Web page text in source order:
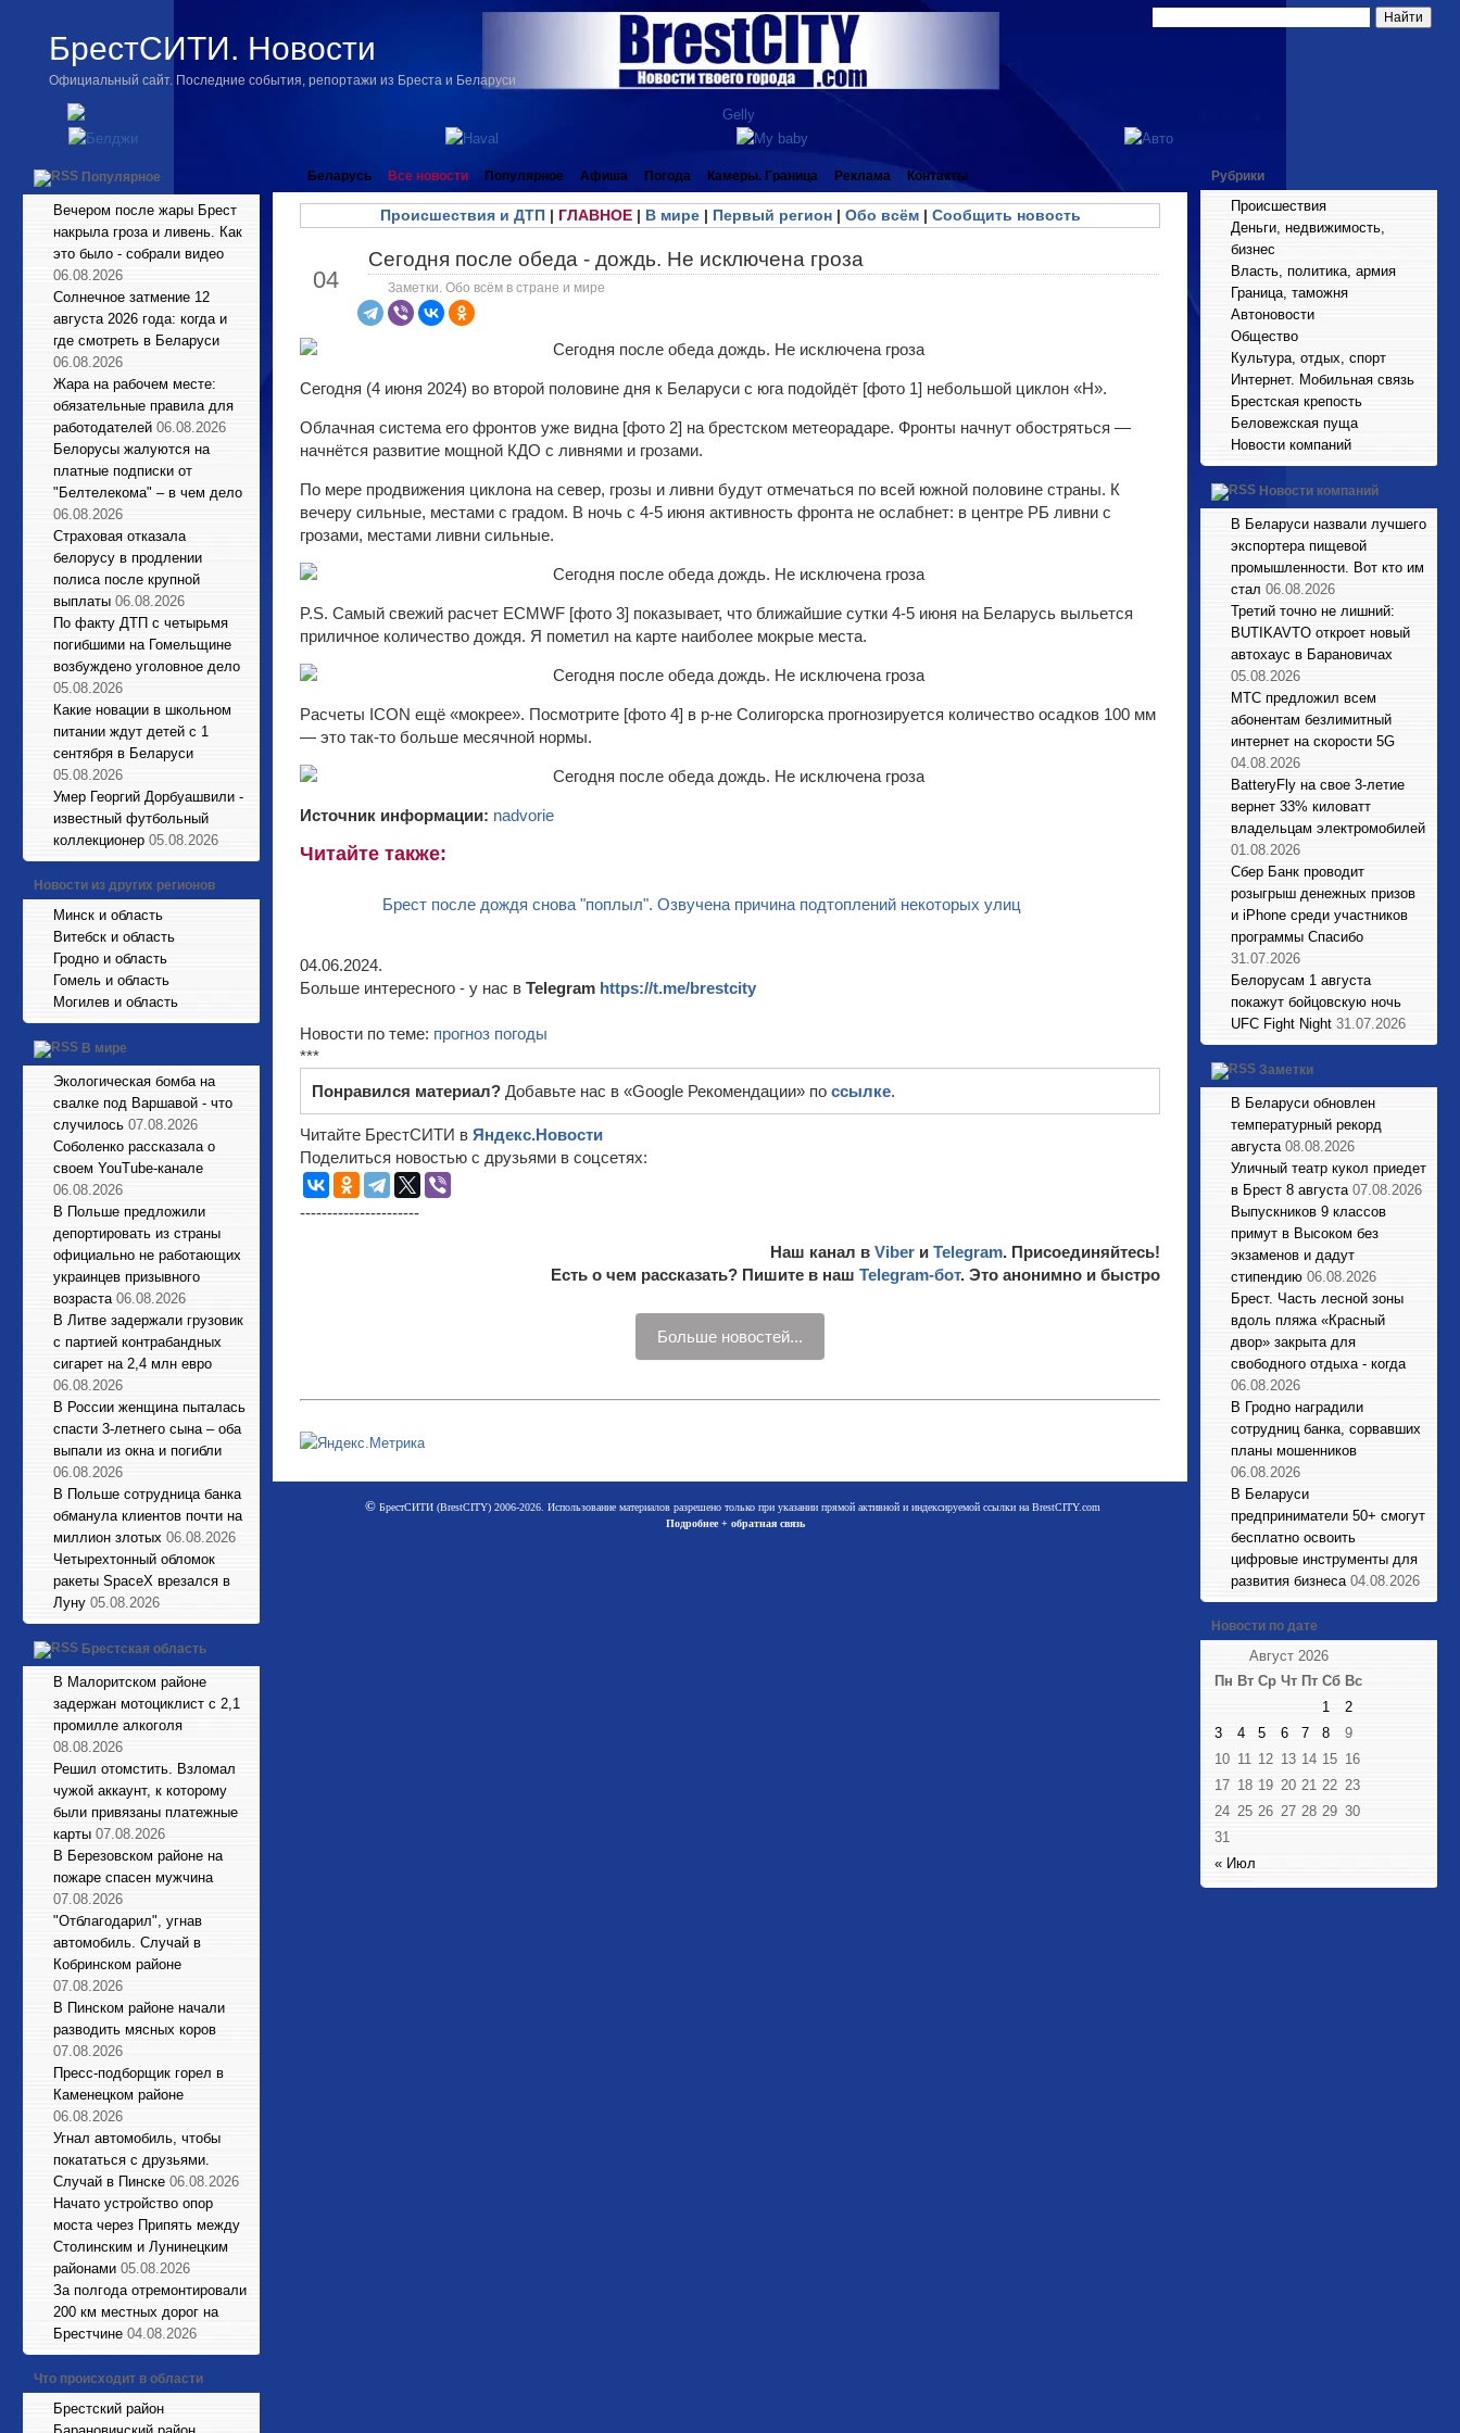
БрестСИТИ. Новости
Официальный сайт. Последние события, репортажи из Бреста и Беларуси
Популярное
Вечером после жары Брест
накрыла гроза и ливень. Как
это было - собрали видео
06.08.2026
Солнечное затмение 12
августа 2026 года: когда и
где смотреть в Беларуси
06.08.2026
Жара на рабочем месте:
обязательные правила для
работодателей 06.08.2026
Белорусы жалуются на
платные подписки от
"Белтелекома" – в чем дело
06.08.2026
Страховая отказала
белорусу в продлении
полиса после крупной
выплаты 06.08.2026
По факту ДТП с четырьмя
погибшими на Гомельщине
возбуждено уголовное дело
05.08.2026
Какие новации в школьном
питании ждут детей с 1
сентября в Беларуси
05.08.2026
Умер Георгий Дорбуашвили -
известный футбольный
коллекционер 05.08.2026
Новости из других регионов
Минск и область
Витебск и область
Гродно и область
Гомель и область
Могилев и область
В мире
Экологическая бомба на
свалке под Варшавой - что
случилось 07.08.2026
Соболенко рассказала о
своем YouTube-канале
06.08.2026
В Польше предложили
депортировать из страны
официально не работающих
украинцев призывного
возраста 06.08.2026
В Литве задержали грузовик
с партией контрабандных
сигарет на 2,4 млн евро
06.08.2026
В России женщина пыталась
спасти 3-летнего сына – оба
выпали из окна и погибли
06.08.2026
В Польше сотрудница банка
обманула клиентов почти на
миллион злотых 06.08.2026
Четырехтонный обломок
ракеты SpaceX врезался в
Луну 05.08.2026
Брестская область
В Малоритском районе
задержан мотоциклист с 2,1
промилле алкоголя
08.08.2026
Решил отомстить. Взломал
чужой аккаунт, к которому
были привязаны платежные
карты 07.08.2026
В Березовском районе на
пожаре спасен мужчина
07.08.2026
"Отблагодарил", угнав
автомобиль. Случай в
Кобринском районе
07.08.2026
В Пинском районе начали
разводить мясных коров
07.08.2026
Пресс-подборщик горел в
Каменецком районе
06.08.2026
Угнал автомобиль, чтобы
покататься с друзьями.
Случай в Пинске 06.08.2026
Начато устройство опор
моста через Припять между
Столинским и Лунинецким
районами 05.08.2026
За полгода отремонтировали
200 км местных дорог на
Брестчине 04.08.2026
Что происходит в области
Брестский район
Беларусь Все новости Популярное Афиша Погода Камеры. Граница Реклама Контакты
Происшествия и ДТП| ГЛАВНОЕ| В мире| Первый регион| Обо всём| Сообщить новость
04
Сегодня после обеда - дождь. Не исключена гроза
Заметки. Обо всём в стране и мире
Сегодня (4 июня 2024) во второй половине дня к Беларуси с юга подойдёт [фото 1] небольшой циклон «Н».
Облачная система его фронтов уже видна [фото 2] на брестском метеорадаре. Фронты начнут обостряться —
начнётся развитие мощной КДО с ливнями и грозами.
По мере продвижения циклона на север, грозы и ливни будут отмечаться по всей южной половине страны. К
вечеру сильные, местами с градом. В ночь с 4-5 июня активность фронта не ослабнет: в центре РБ ливни с
грозами, местами ливни сильные.
P.S. Самый свежий расчет ECMWF [фото 3] показывает, что ближайшие сутки 4-5 июня на Беларусь выльется
приличное количество дождя. Я пометил на карте наиболее мокрые места.
Расчеты ICON ещё «мокрее». Посмотрите [фото 4] в р-не Солигорска прогнозируется количество осадков 100 мм
— это так-то больше месячной нормы.
Источник информации: nadvorie
Читайте также:
Брест после дождя снова "поплыл". Озвучена причина подтоплений некоторых улиц
04.06.2024.
Больше интересного - у нас в Telegram https://t.me/brestcity
Новости по теме: прогноз погоды
***
Понравился материал? Добавьте нас в «Google Рекомендации» по ссылке.
Читайте БрестСИТИ в Яндекс.Новости
Поделиться новостью с друзьями в соцсетях:
----------------------
Наш канал в Viber и Telegram. Присоединяйтесь!
Есть о чем рассказать? Пишите в наш Telegram-бот. Это анонимно и быстро
Больше новостей...
©БрестСИТИ (BrestCITY) 2006-2026. Использование материалов разрешено только при указании прямой активной и индексируемой ссылки на BrestCITY.com
Подробнее + обратная связь
Рубрики
Происшествия
Деньги, недвижимость,
бизнес
Власть, политика, армия
Граница, таможня
Автоновости
Общество
Культура, отдых, спорт
Интернет. Мобильная связь
Брестская крепость
Беловежская пуща
Новости компаний
Новости компаний
В Беларуси назвали лучшего
экспортера пищевой
промышленности. Вот кто им
стал 06.08.2026
Третий точно не лишний:
BUTIKAVTO откроет новый
автохаус в Барановичах
05.08.2026
МТС предложил всем
абонентам безлимитный
интернет на скорости 5G
04.08.2026
BatteryFly на свое 3-летие
вернет 33% киловатт
владельцам электромобилей
01.08.2026
Сбер Банк проводит
розыгрыш денежных призов
и iPhone среди участников
программы Спасибо
31.07.2026
Белорусам 1 августа
покажут бойцовскую ночь
UFC Fight Night 31.07.2026
Заметки
В Беларуси обновлен
температурный рекорд
августа 08.08.2026
Уличный театр кукол приедет
в Брест 8 августа 07.08.2026
Выпускников 9 классов
примут в Высоком без
экзаменов и дадут
стипендию 06.08.2026
Брест. Часть лесной зоны
вдоль пляжа «Красный
двор» закрыта для
свободного отдыха - когда
06.08.2026
В Гродно наградили
сотрудниц банка, сорвавших
планы мошенников
06.08.2026
В Беларуси
предприниматели 50+ смогут
бесплатно освоить
цифровые инструменты для
развития бизнеса 04.08.2026
Новости по дате
Август 2026
Пн Вт Ср Чт Пт Сб Вс
« Июл
1
2
3
4 5 6 7 8
9
10 11 12 13 14 15 16
17 18 19 20 21 22 23
24 25 26 27 28 29 30
31